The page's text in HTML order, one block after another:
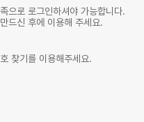
으로 로그인하셔야 가능합니다.
드신 후에 이용해 주세요.
찾기를 이용해주세요.